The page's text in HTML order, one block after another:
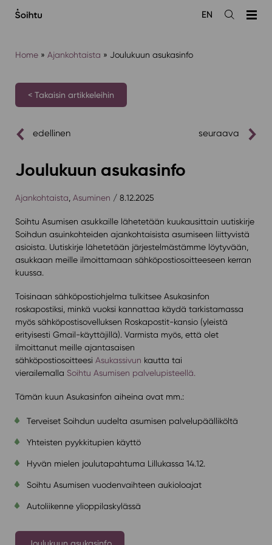
sisältöön
Avaa
EN
Home» Ajankohtaista » Joulukuun asukasinfo
< Takaisin artikkeleihin
edellinen seuraava
Joulukuun asukasinfo
Ajankohtaista Asuminen / 8.12.2025
Soihtu Asumisen asukkaille lähetetään kuukausittain uutiskirje
Soihdun asuinkohteiden ajankohtaisista asumiseen liittyvistä
asioista. Uutiskirje lähetetään järjestelmästämme löytyvään,
asukkaan meille ilmoittamaan sähköpostiosoitteeseen kerran
kuussa.
Toisinaan sähköpostiohjelma tulkitsee Asukasinfon
roskapostiksi, minkä vuoksi kannattaa käydä tarkistamassa
myös sähköpostisovelluksen Roskapostit-kansio (yleistä
erityisesti Gmail-käyttäjillä). Varmista myös, että olet
ilmoittanut meille ajantasaisen
sähköpostiosoitteesi Asukassivun kautta tai
vierailemalla Soihtu Asumisen palvelupisteellä.
Tämän kuun Asukasinfon aiheina ovat mm.:
Terveiset Soihdun uudelta asumisen palvelupäälliköltä
Yhteisten pyykkitupien käyttö
Hyvän mielen joulutapahtuma Lillukassa 14.12.
Soihtu Asumisen vuodenvaihteen aukioloajat
Autoliikenne ylioppilaskylässä
Joulukuun asukasinfo